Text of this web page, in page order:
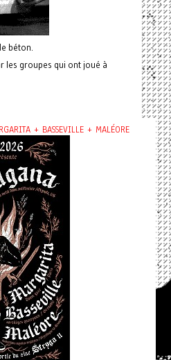
béton.
les groupes qui ont joué à
+ BASSEVILLE + MALÉORE